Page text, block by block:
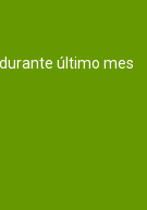
durante último mes